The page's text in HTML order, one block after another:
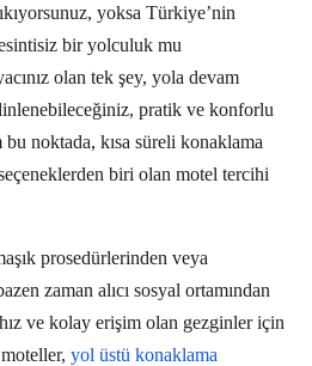
yoksa Türkiye’nin
bir yolculuk mu
olan tek şey, yola devam
pratik ve konforlu
bu noktada, kısa süreli konaklama
biri olan motel tercihi
prosedürlerinden veya
zaman alıcı sosyal ortamından
ve kolay erişim olan gezginler için
moteller, yol üstü konaklama